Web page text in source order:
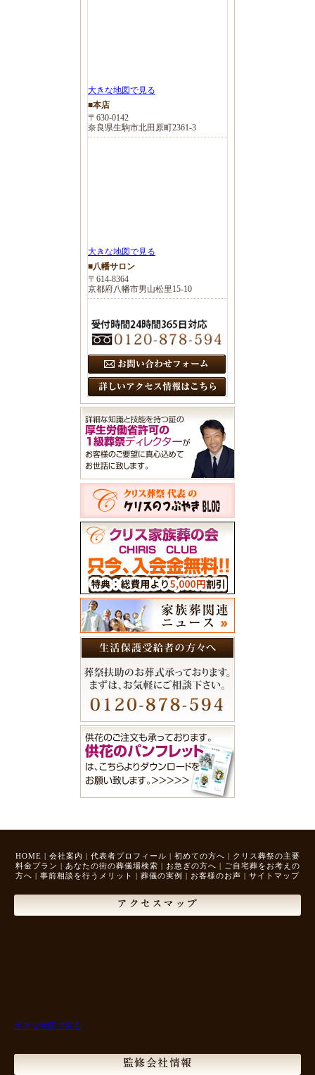
大きな地図で見る
■本店
〒630-0142
奈良県生駒市北田原町2361-3
大きな地図で見る
■八幡サロン
〒614-8364
京都府八幡市男山松里15-10
HOME | 会社案内 | 代表者プロフィール | 初めての方へ | クリス葬祭の主要
料金プラン | あなたの街の葬儀場検索 | お急ぎの方へ | ご自宅葬をお考えの
方へ | 事前相談を行うメリット | 葬儀の実例 | お客様のお声 | サイトマップ
アクセスマップ
大きな地図で見る
監修会社情報